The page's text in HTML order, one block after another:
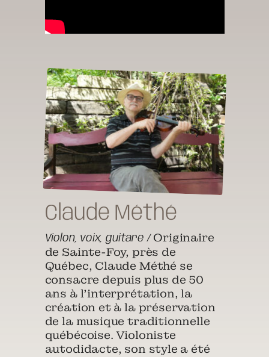
Claude Méthé
Violon, voix, guitare / Originaire
de Sainte-Foy, près de
Québec, Claude Méthé se
consacre depuis plus de 50
ans à l’interprétation, la
création et à la préservation
de la musique traditionnelle
québécoise. Violoniste
autodidacte, son style a été